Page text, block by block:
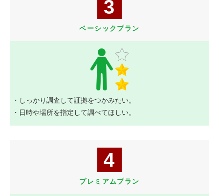
3
ベーシックプラン
・しっかり調査して証拠をつかみたい。
・日時や場所を指定して調べてほしい。
4
プレミアムプラン